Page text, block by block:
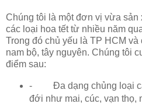
Chúng tôi là một đơn vị vừa
các loại hoa tết từ nhiều năm
Trong đó chủ yếu là TP HCM
nam bộ, tây nguyên. Chúng tôi
điểm sau:
-
Đa dạng chủng loại
đới như mai, cúc, vạn thọ,